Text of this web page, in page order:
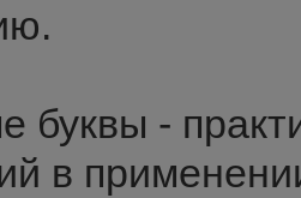
буквы -
в